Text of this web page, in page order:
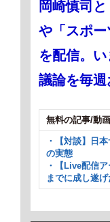
岡崎慎司と
や「スポ
を配信。
議論を毎週
無料の記事/動
・【対談】日
の実態
・【Live配信
までに成し遂げ